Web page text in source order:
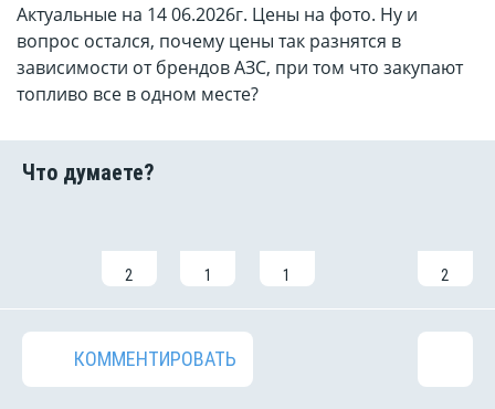
Актуальные на 14 06.2026г. Цены на фото. Ну и
вопрос остался, почему цены так разнятся в
зависимости от брендов АЗС, при том что закупают
топливо все в одном месте?
2 1 1 2
КОММЕНТИРОВАТЬ